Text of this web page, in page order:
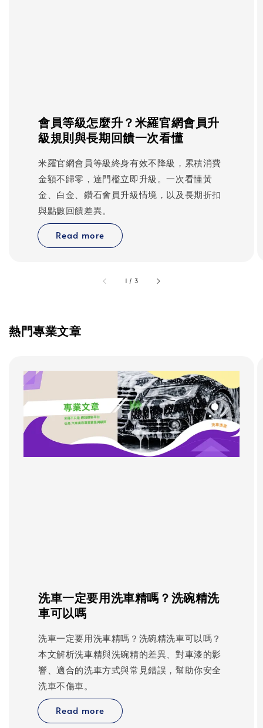
會員等級怎麼升？米羅官網會員升
級規則與長期回饋一次看懂
米羅官網會員等級終身有效不降級，累積消費
金額不歸零，達門檻立即升級。一次看懂黃
金、白金、鑽石會員升級情境，以及長期折扣
與點數回饋差異。
Read more
1 / accessibility.of
3
熱門專業文章
洗車一定要用洗車精嗎？洗碗精洗
車可以嗎
洗車一定要用洗車精嗎？洗碗精洗車可以嗎？
本文解析洗車精與洗碗精的差異、對車漆的影
響、適合的洗車方式與常見錯誤，幫助你安全
洗車不傷車。
Read more